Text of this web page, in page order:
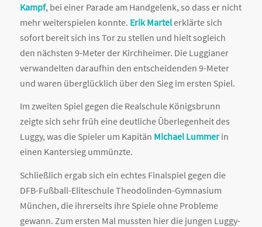
Kampf, bei einer Parade am Handgelenk, so dass er nicht
mehr weiterspielen konnte. Erik Martelerklärte sich
sofort bereit sich ins Tor zu stellen und hielt sogleich
den nächsten 9-Meter der Kirchheimer. Die Luggianer
verwandelten daraufhin den entscheidenden 9-Meter
und waren überglücklich über den Sieg im ersten Spiel.
Im zweiten Spiel gegen die Realschule Königsbrunn
zeigte sich sehr früh eine deutliche Überlegenheit des
Luggy, was die Spieler um Kapitän Michael Lummerin
einen Kantersieg ummünzte.
Schließlich ergab sich ein echtes Finalspiel gegen die
DFB-Fußball-Eliteschule Theodolinden-Gymnasium
München, die ihrerseits ihre Spiele ohne Probleme
gewann. Zum ersten Mal mussten hier die jungen Luggy-